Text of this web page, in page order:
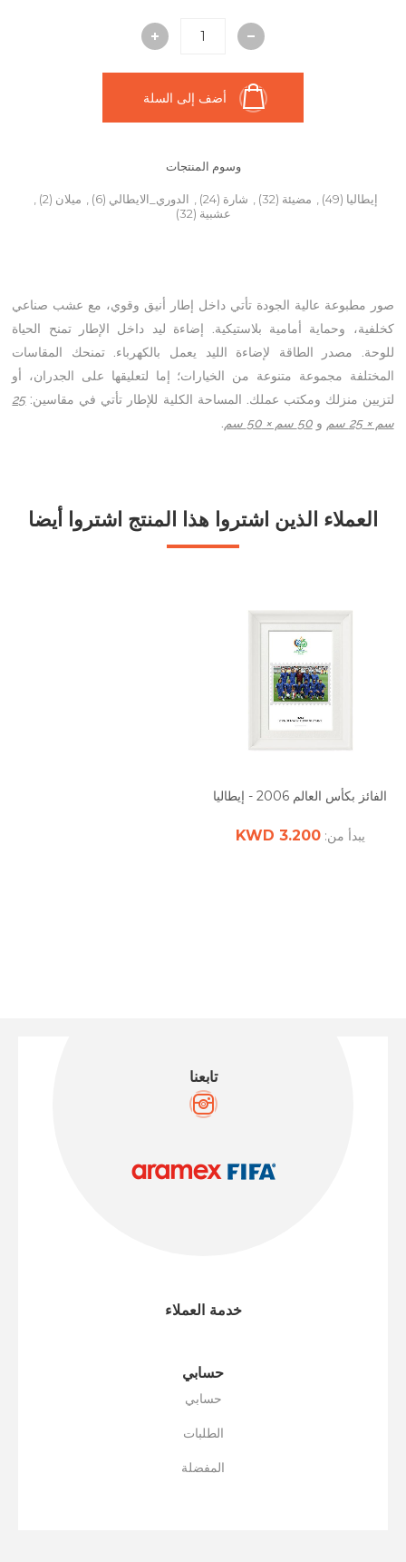
أضف إلى السلة
وسوم المنتجات
إيطاليا (49)
, مضيئة (32)
, شارة (24)
, الدوري_الايطالي (6)
, ميلان (2)
,
عشبية (32)
صور مطبوعة عالية الجودة تأتي داخل إطار أنيق وقوي، مع عشب صناعي
كخلفية، وحماية أمامية بلاستيكية. إضاءة ليد داخل الإطار تمنح الحياة
للوحة. مصدر الطاقة لإضاءة الليد يعمل بالكهرباء. تمنحك المقاسات
المختلفة مجموعة متنوعة من الخيارات؛ إما لتعليقها على الجدران، أو
لتزيين منزلك ومكتب عملك. المساحة الكلية للإطار تأتي في مقاسين:25
سم × 25 سم
و50 سم × 50 سم .
العملاء الذين اشتروا هذا المنتج اشتروا أيضا
الفائز بكأس العالم 2006 - إيطاليا
يبدأ من:3.200 KWD
تابعنا
خدمة العملاء
حسابي
حسابي
الطلبات
المفضلة